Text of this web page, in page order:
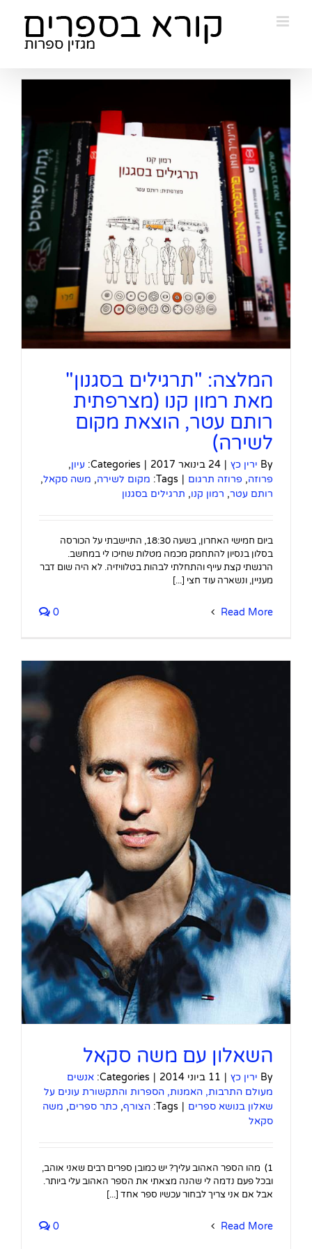
המלצה: "תרגילים בסגנון"
מאת רמון קנו (מצרפתית
רותם עטר, הוצאת מקום
לשירה)
By ירין כץ | 24 בינואר 2017 |
Categories: עיון,
פרוזה, פרוזה תרגום |
Tags: מקום לשירה, משה סקאל,
רותם עטר, רמון קנו, תרגילים בסגנון
ביום חמישי האחרון, בשעה 18:30, התיישבתי על הכורסה
בסלון בנסיון להתחמק מכמה מטלות שחיכו לי במחשב.
הרגשתי קצת עייף והתחלתי לבהות בטלוויזיה. לא היה שום דבר
מעניין, ונשארה עוד חצי [...]
Read More
0
השאלון עם משה סקאל
By ירין כץ | 11 ביוני 2014 |
Categories: אנשים
מעולם התרבות, האמנות, הספרות והתקשורת עונים על
שאלון בנושא ספרים |
Tags: הצורף, כתר ספרים, משה
סקאל
1) מהו הספר האהוב עליך? יש כמובן ספרים רבים שאני אוהב,
ובכל פעם נדמה לי שהנה מצאתי את הספר האהוב עלי ביותר.
אבל אם אני צריך לבחור עכשיו ספר אחד [...]
Read More
0